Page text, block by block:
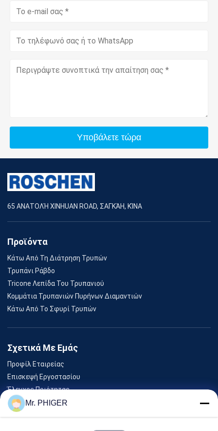
Υποβάλετε τώρα
65 ΑΝΑΤΟΛΉ XINHUAN ROAD, ΣΑΓΚΆΗ, ΚΊΝΑ
Προϊόντα
Κάτω Από Τη Διάτρηση Τρυπών
Τρυπάνι Ράβδο
Tricone Λεπίδα Του Τρυπανιού
Κομμάτια Τρυπανιών Πυρήνων Διαμαντιών
Κάτω Από Το Σφυρί Τρυπών
Σχετικά Με Εμάς
Προφίλ Εταιρείας
Επισκεψή Εργοστασίου
Έλεγχος Ποιότητας
Sitemap
Επικοινωνήστε Μαζί Μας
Mr. PHIGER